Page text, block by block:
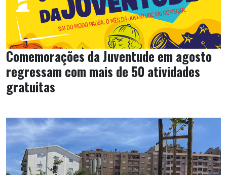
Comemorações da Juventude em agosto
regressam com mais de 50 atividades
gratuitas